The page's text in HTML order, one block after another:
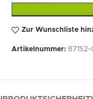
Zur Wunschliste
Artikelnummer: